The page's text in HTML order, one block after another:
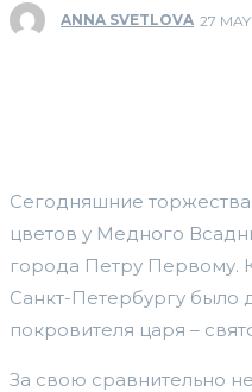
ANNA SVETLOVA 27
Сегодняшние
цветов у Медного
города Петру Первому.
Санкт-Петербургу было
покровителя царя –
За свою сравнительно